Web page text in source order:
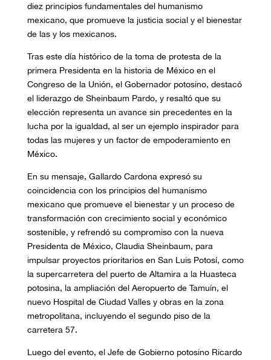
diez principios fundamentales del humanismo
mexicano, que promueve la justicia social y el bienestar
de las y los mexicanos.
Tras este día histórico de la toma de protesta de la
primera Presidenta en la historia de México en el
Congreso de la Unión, el Gobernador potosino, destacó
el liderazgo de Sheinbaum Pardo, y resaltó que su
elección representa un avance sin precedentes en la
lucha por la igualdad, al ser un ejemplo inspirador para
todas las mujeres y un factor de empoderamiento en
México.
En su mensaje, Gallardo Cardona expresó su
coincidencia con los principios del humanismo
mexicano que promueve el bienestar y un proceso de
transformación con crecimiento social y económico
sostenible, y refrendó su compromiso con la nueva
Presidenta de México, Claudia Sheinbaum, para
impulsar proyectos prioritarios en San Luis Potosí, como
la supercarretera del puerto de Altamira a la Huasteca
potosina, la ampliación del Aeropuerto de Tamuín, el
nuevo Hospital de Ciudad Valles y obras en la zona
metropolitana, incluyendo el segundo piso de la
carretera 57.
Luego del evento, el Jefe de Gobierno potosino Ricardo